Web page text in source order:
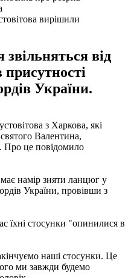
вирішили
звільняться від
України.
з Харкова, які
Валентина,
Про це повідомило
намір зняти ланцюг у
України, провівши з
їхні стосунки "опинилися в
наші стосунки. Це
ми завжди будемо